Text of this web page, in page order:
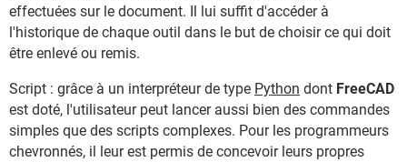
effectuées sur le document. Il lui suffit d'accéder à
l'historique de chaque outil dans le but de choisir ce qui doit
être enlevé ou remis.
Script : grâce à un interpréteur de type Python dont FreeCAD
est doté, l'utilisateur peut lancer aussi bien des commandes
simples que des scripts complexes. Pour les programmeurs
chevronnés, il leur est permis de concevoir leurs propres